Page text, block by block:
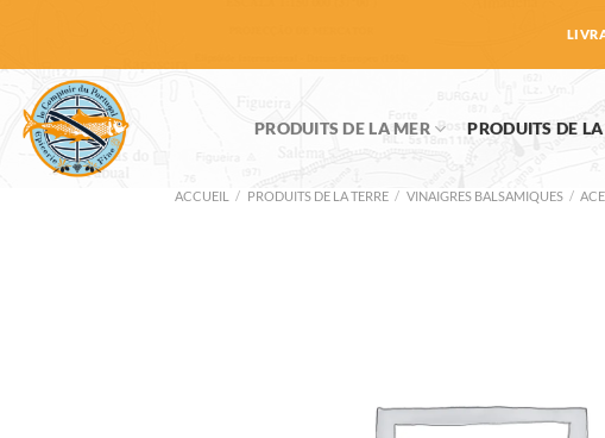
contenu
PRODUITS DE LA MER PRODUITS DE LA
ACCUEIL / PRODUITS DE LA TERRE / VINAIGRES BALSAMIQUES /